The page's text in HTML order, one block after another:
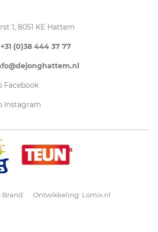
1, 8051 KE Hattem
+31 (0)38 444 37 77
Facebook
Instagram
Brand Ontwikkeling: Lomix.nl